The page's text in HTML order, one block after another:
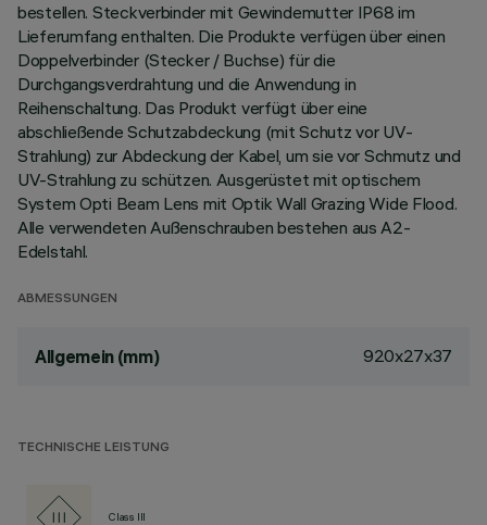
bestellen. Steckverbinder mit Gewindemutter IP68 im
Lieferumfang enthalten. Die Produkte verfügen über einen
Doppelverbinder (Stecker / Buchse) für die
Durchgangsverdrahtung und die Anwendung in
Reihenschaltung. Das Produkt verfügt über eine
abschließende Schutzabdeckung (mit Schutz vor UV-
Strahlung) zur Abdeckung der Kabel, um sie vor Schmutz und
UV-Strahlung zu schützen. Ausgerüstet mit optischem
System Opti Beam Lens mit Optik Wall Grazing Wide Flood.
Alle verwendeten Außenschrauben bestehen aus A2-
Edelstahl.
ABMESSUNGEN
Allgemein (mm) 920x27x37
TECHNISCHE LEISTUNG
Class III